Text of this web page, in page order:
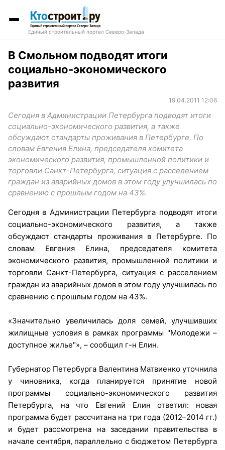
Единый строительный портал Северо-Запада
В Смольном подводят итоги
социально-экономического
развития
19.04.2011 12:06
Сегодня в Администрации Петербурга подводят итоги
социально-экономического развития, а также
обсуждают стандарты проживания в Петербурге. По
словам Евгения Елина, председателя комитета
экономического развития, промышленной политики и
торговли Санкт-Петербурга, ситуация с расселением
граждан из аварийных домов в этом году улучшилась по
сравнению с прошлым годом на 43%.
Сегодня в Администрации Петербурга подводят итоги
социально-экономического развития, а также
обсуждают стандарты проживания в Петербурге. По
словам Евгения Елина, председателя комитета
экономического развития, промышленной политики и
торговли Санкт-Петербурга, ситуация с расселением
граждан из аварийных домов в этом году улучшилась по
сравнению с прошлым годом на 43%.
«Значительно увеличилась доля семей, улучшивших
жилищные условия в рамках программы "Молодежи –
доступное жилье"», – сообщил г-н Елин.
Губернатор Петербурга Валентина Матвиенко уточнила
у чиновника, когда планируется принятие новой
программы социально-экономического развития
Петербурга, на что Евгений Елин ответил: новая
программа будет рассчитана на три года (2012–2014 гг.)
и будет рассмотрена на заседании правительства в
начале сентября, параллельно с бюджетом Петербурга